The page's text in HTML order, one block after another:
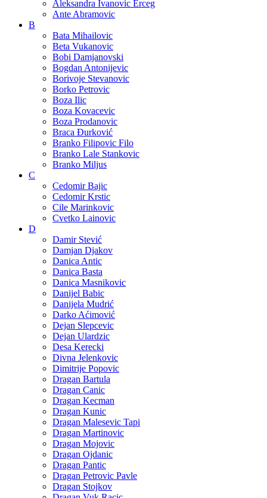
Aleksandra Ivanovic Erceg
Ante Abramovic
B
Bata Mihailovic
Beta Vukanovic
Bobi Damjanovski
Bogdan Antonijevic
Borivoje Stevanovic
Borko Petrovic
Boza Ilic
Boza Kovacevic
Boza Prodanovic
Braca Đurković
Branko Filipovic Filo
Branko Lale Stankovic
Branko Miljus
C
Cedomir Bajic
Cedomir Krstic
Cile Marinkovic
Cvetko Lainovic
D
Damir Stević
Damjan Djakov
Danica Antic
Danica Basta
Danica Masnikovic
Danijel Babic
Danijela Mudrić
Darko Aćimović
Dejan Slepcevic
Dejan Ulardzic
Desa Kerecki
Divna Jelenkovic
Dimitrije Popovic
Dragan Bartula
Dragan Canic
Dragan Kecman
Dragan Kunic
Dragan Malesevic Tapi
Dragan Martinovic
Dragan Mojovic
Dragan Ojdanic
Dragan Pantic
Dragan Petrovic Pavle
Dragan Stojkov